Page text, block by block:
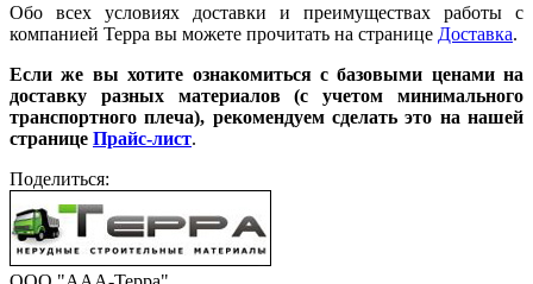
Обо всех условиях доставки и преимуществах работы с
компанией Терра вы можете прочитать на странице Доставка.
Если же вы хотите ознакомиться с базовыми ценами на
доставку разных материалов (с учетом минимального
транспортного плеча), рекомендуем сделать это на нашей
странице Прайс-лист.
Поделиться: